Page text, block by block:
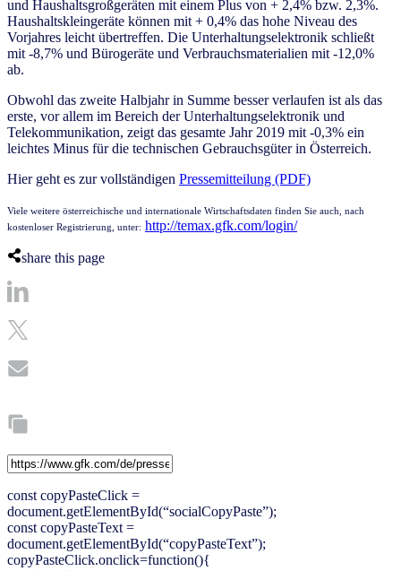
und Haushaltsgroßgeräten mit einem Plus von + 2,4% bzw. 2,3%.
Haushaltskleingeräte können mit + 0,4% das hohe Niveau des
Vorjahres leicht übertreffen. Die Unterhaltungselektronik schließt
mit -8,7% und Bürogeräte und Verbrauchsmaterialien mit -12,0%
ab.
Obwohl das zweite Halbjahr in Summe besser verlaufen ist als das
erste, vor allem im Bereich der Unterhaltungselektronik und
Telekommunikation, zeigt das gesamte Jahr 2019 mit -0,3% ein
leichtes Minus für die technischen Gebrauchsgüter in Österreich.
Hier geht es zur vollständigen Pressemitteilung (PDF)
Viele weitere österreichische und internationale Wirtschaftsdaten finden Sie auch, nach
kostenloser Registrierung, unter: http://temax.gfk.com/login/
share this page
const copyPasteClick =
document.getElementById(“socialCopyPaste”);
const copyPasteText =
document.getElementById(“copyPasteText”);
copyPasteClick.onclick=function(){